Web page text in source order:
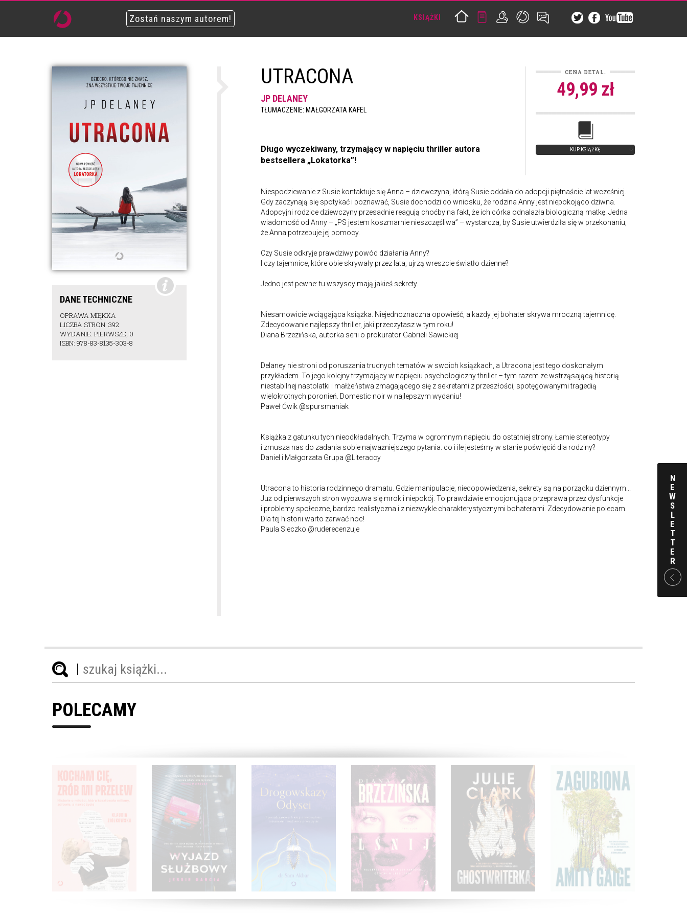
Zostań naszym autorem! KSIĄŻKI
DANE TECHNICZNE
OPRAWA MIĘKKA
LICZBA STRON: 392
WYDANIE: PIERWSZE, 0
ISBN: 978-83-8135-303-8
CENA DETAL.
49,99 zł
KUP KSIĄŻKĘ
UTRACONA
JP DELANEY
TŁUMACZENIE: MAŁGORZATA KAFEL
Długo wyczekiwany, trzymający w napięciu thriller autora
bestsellera „Lokatorka”!
Niespodziewanie z Susie kontaktuje się Anna – dziewczyna, którą Susie oddała do adopcji piętnaście lat wcześniej.
Gdy zaczynają się spotykać i poznawać, Susie dochodzi do wniosku, że rodzina Anny jest niepokojąco dziwna.
Adopcyjni rodzice dziewczyny przesadnie reagują choćby na fakt, że ich córka odnalazła biologiczną matkę. Jedna
wiadomość od Anny – „PS jestem koszmarnie nieszczęśliwa” – wystarcza, by Susie utwierdziła się w przekonaniu,
że Anna potrzebuje jej pomocy.
Czy Susie odkryje prawdziwy powód działania Anny?
I czy tajemnice, które obie skrywały przez lata, ujrzą wreszcie światło dzienne?
Jedno jest pewne: tu wszyscy mają jakieś sekrety.
Niesamowicie wciągająca książka. Niejednoznaczna opowieść, a każdy jej bohater skrywa mroczną tajemnicę.
Zdecydowanie najlepszy thriller, jaki przeczytasz w tym roku!
Diana Brzezińska, autorka serii o prokurator Gabrieli Sawickiej
Delaney nie stroni od poruszania trudnych tematów w swoich książkach, a Utracona jest tego doskonałym
przykładem. To jego kolejny trzymający w napięciu psychologiczny thriller – tym razem ze wstrząsającą historią
niestabilnej nastolatki i małżeństwa zmagającego się z sekretami z przeszłości, spotęgowanymi tragedią
wielokrotnych poronień. Domestic noir w najlepszym wydaniu!
Paweł Ćwik @spursmaniak
Książka z gatunku tych nieodkładalnych. Trzyma w ogromnym napięciu do ostatniej strony. Łamie stereotypy
i zmusza nas do zadania sobie najważniejszego pytania: co i ile jesteśmy w stanie poświęcić dla rodziny?
Daniel i Małgorzata Grupa @Literaccy
Utracona to historia rodzinnego dramatu. Gdzie manipulacje, niedopowiedzenia, sekrety są na porządku dziennym...
Już od pierwszych stron wyczuwa się mrok i niepokój. To prawdziwie emocjonująca przeprawa przez dysfunkcje
i problemy społeczne, bardzo realistyczna i z niezwykle charakterystycznymi bohaterami. Zdecydowanie polecam.
Dla tej historii warto zarwać noc!
Paula Sieczko @ruderecenzuje
POLECAMY
N
E
W
S
L
E
T
T
E
R